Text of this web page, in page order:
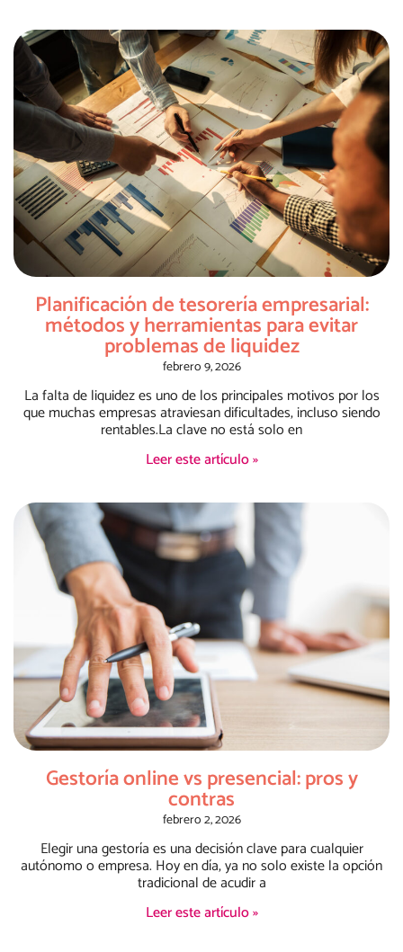
Planificación de tesorería empresarial:
métodos y herramientas para evitar
problemas de liquidez
febrero 9, 2026
La falta de liquidez es uno de los principales motivos por los
que muchas empresas atraviesan dificultades, incluso siendo
rentables.La clave no está solo en
Leer este artículo »
Gestoría online vs presencial: pros y
contras
febrero 2, 2026
Elegir una gestoría es una decisión clave para cualquier
autónomo o empresa. Hoy en día, ya no solo existe la opción
tradicional de acudir a
Leer este artículo »